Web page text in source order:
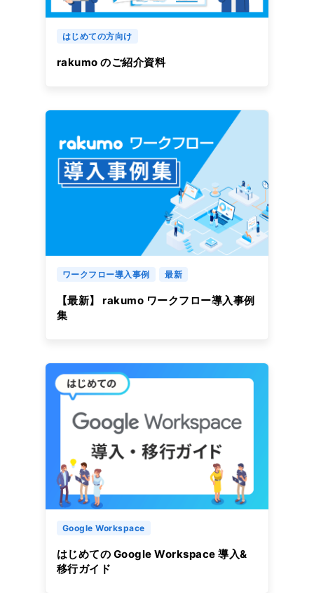
はじめての方向け
rakumo のご紹介資料
ワークフロー導入事例 最新
【最新】 rakumo ワークフロー導入事例
集
Google Workspace
はじめての Google Workspace 導入&
移行ガイド